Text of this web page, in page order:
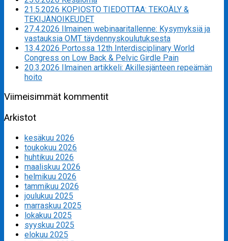
21.5.2026 KOPIOSTO TIEDOTTAA: TEKOÄLY &
TEKIJÄNOIKEUDET
27.4.2026 Ilmainen webinaaritallenne: Kysymyksiä ja
vastauksia OMT täydennyskoulutuksesta
13.4.2026 Portossa 12th Interdisciplinary World
Congress on Low Back & Pelvic Girdle Pain
20.3.2026 Ilmainen artikkeli: Akillesjänteen repeämän
hoito
Viimeisimmät kommentit
Arkistot
kesäkuu 2026
toukokuu 2026
huhtikuu 2026
maaliskuu 2026
helmikuu 2026
tammikuu 2026
joulukuu 2025
marraskuu 2025
lokakuu 2025
syyskuu 2025
elokuu 2025